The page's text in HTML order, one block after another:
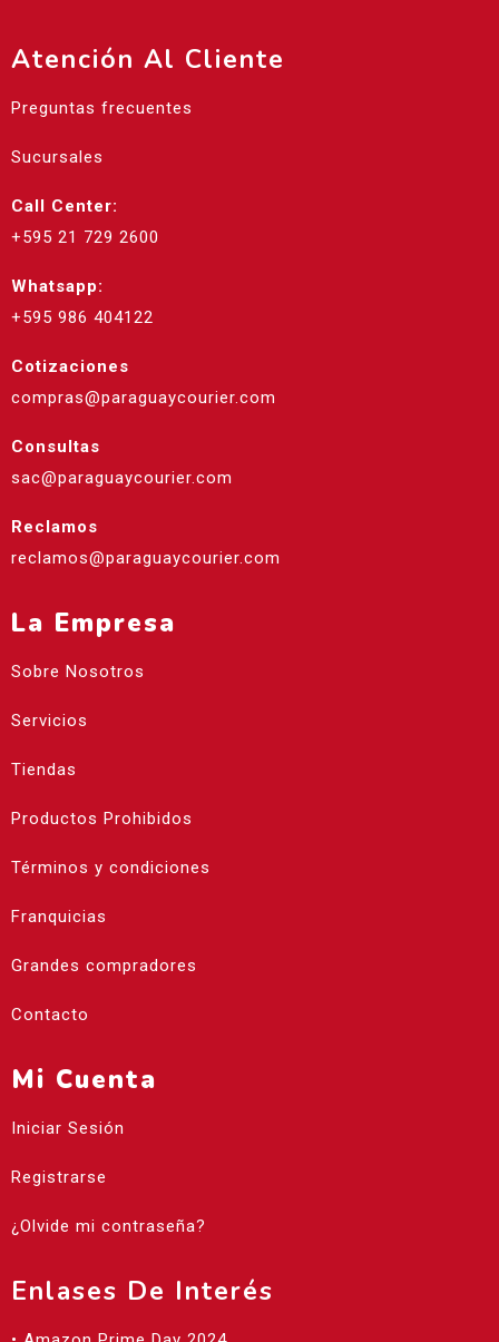
Atención Al Cliente
Preguntas frecuentes
Sucursales
Call Center:
+595 21 729 2600
Whatsapp:
+595 986 404122
Cotizaciones
compras@paraguaycourier.com
Consultas
sac@paraguaycourier.com
Reclamos
reclamos@paraguaycourier.com
La Empresa
Sobre Nosotros
Servicios
Tiendas
Productos Prohibidos
Términos y condiciones
Franquicias
Grandes compradores
Contacto
Mi Cuenta
Iniciar Sesión
Registrarse
¿Olvide mi contraseña?
Enlases De Interés